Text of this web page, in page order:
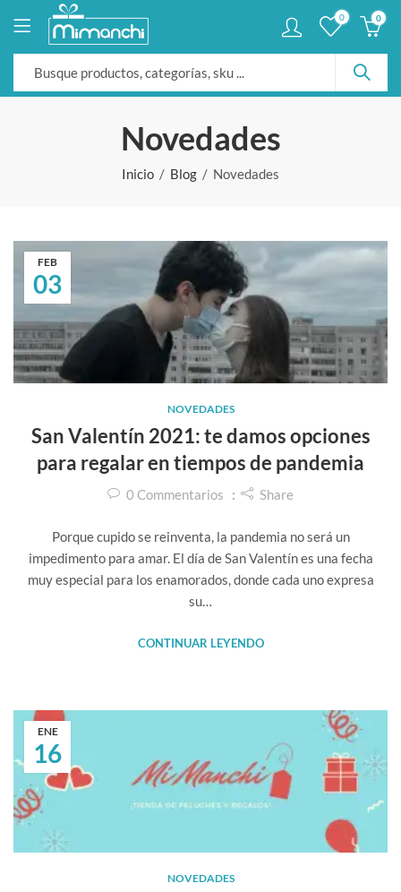
0 0
Novedades
Inicio Blog Novedades
03
FEB
NOVEDADES
San Valentín 2021: te damos opciones
para regalar en tiempos de pandemia
0 Commentarios Share
Porque cupido se reinventa, la pandemia no será un
impedimento para amar. El día de San Valentín es una fecha
muy especial para los enamorados, donde cada uno expresa
su…
CONTINUAR LEYENDO
16
ENE
NOVEDADES